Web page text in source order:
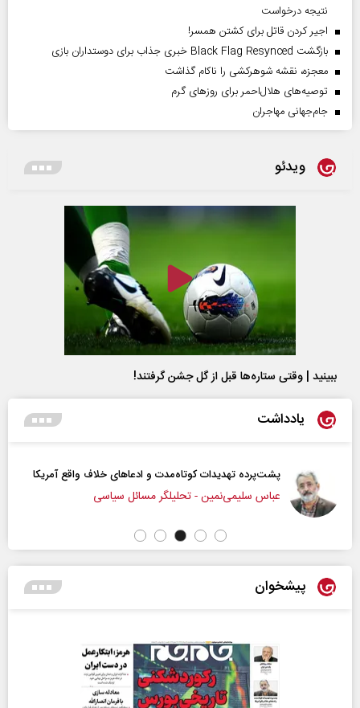
نتیجه درخواست
اجیر کردن قاتل برای کشتن همسر!
بازگشت Black Flag Resynced خبری جذاب برای دوستداران بازی
معجزه، نقشه شوهرکشی را ناکام گذاشت
توصیه‌های هلال‌احمر برای روز‌های گرم
جام‌جهانی مهاجران
ویدئو
ببینید | وقتی ستاره‌ها قبل از گل جشن گرفتند!
یادداشت
پشت‌پرده تهدیدات کوتاه‏‌مدت و ادعا‌های خلاف واقع آمریکا
عباس سلیمی‌نمین - تحلیلگر مسائل سیاسی
پیشخوان